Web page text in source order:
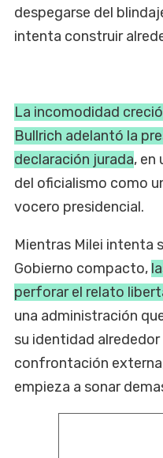
despegarse del
intenta construir
La incomodidad
Bullrich adelantó la
declaración jurada, en
del oficialismo como
vocero presidencial.
Mientras Milei intenta
Gobierno compacto,
perforar el relato
una administración
su identidad
confrontación
empieza a sonar